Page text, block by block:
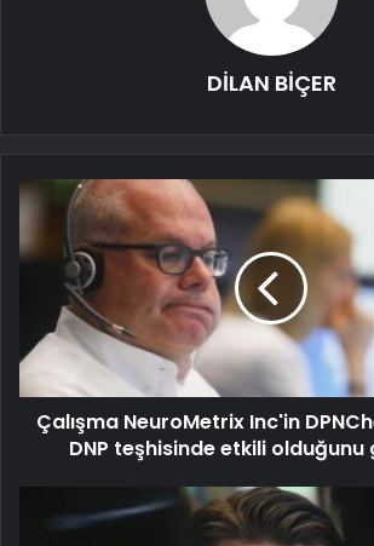
DİLAN BİÇER
Çalışma NeuroMetrix Inc'in
DNP teşhisinde etkili